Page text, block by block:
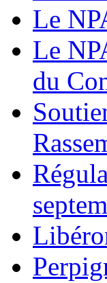
Le
Le
du